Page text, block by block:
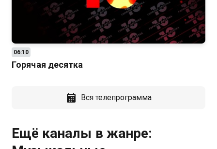
06:10
Горячая десятка
Вся телепрограмма
Ещё каналы в жанре: